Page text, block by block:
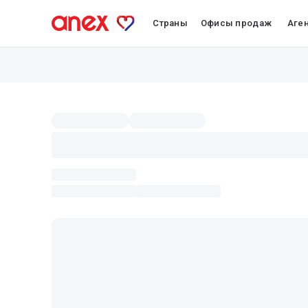
Страны Офисы продаж